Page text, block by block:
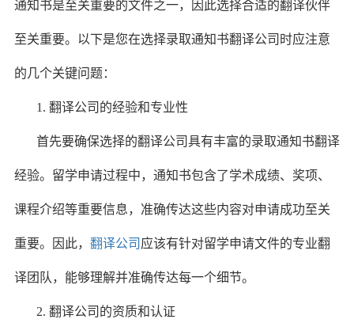
通知书是至关重要的文件之一，因此选择合适的翻译伙伴
至关重要。以下是您在选择录取通知书翻译公司时应注意
的几个关键问题：
1. 翻译公司的经验和专业性
首先要确保选择的翻译公司具有丰富的录取通知书翻译
经验。留学申请过程中，通知书包含了学术成绩、奖项、
课程介绍等重要信息，准确传达这些内容对申请成功至关
重要。因此， 翻译公司 应该有针对留学申请文件的专业翻
译团队，能够理解并准确传达每一个细节。
2. 翻译公司的资质和认证